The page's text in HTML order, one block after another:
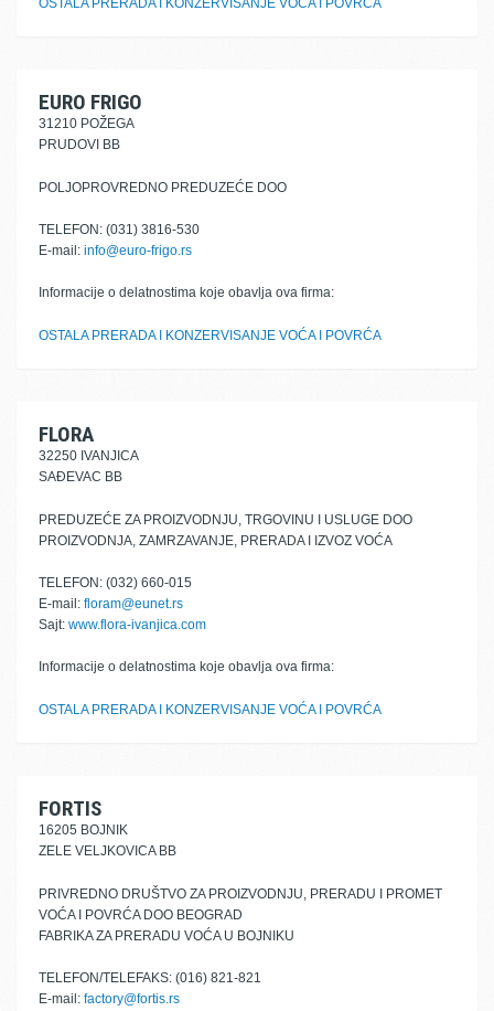
OSTALA PRERADA I KONZERVISANJE VOĆA I POVRĆA
EURO FRIGO
31210 POŽEGA
PRUDOVI BB
POLJOPROVREDNO PREDUZEĆE DOO
TELEFON: (031) 3816-530
E-mail: info@euro-frigo.rs
Informacije o delatnostima koje obavlja ova firma:
OSTALA PRERADA I KONZERVISANJE VOĆA I POVRĆA
FLORA
32250 IVANJICA
SAĐEVAC BB
PREDUZEĆE ZA PROIZVODNJU, TRGOVINU I USLUGE DOO
PROIZVODNJA, ZAMRZAVANJE, PRERADA I IZVOZ VOĆA
TELEFON: (032) 660-015
E-mail: floram@eunet.rs
Sajt: www.flora-ivanjica.com
Informacije o delatnostima koje obavlja ova firma:
OSTALA PRERADA I KONZERVISANJE VOĆA I POVRĆA
FORTIS
16205 BOJNIK
ZELE VELJKOVICA BB
PRIVREDNO DRUŠTVO ZA PROIZVODNJU, PRERADU I PROMET
VOĆA I POVRĆA DOO BEOGRAD
FABRIKA ZA PRERADU VOĆA U BOJNIKU
TELEFON/TELEFAKS: (016) 821-821
E-mail: factory@fortis.rs